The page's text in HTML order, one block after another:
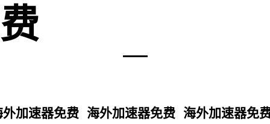
费
外加速器免费 海外加速器免费 海外加速器免